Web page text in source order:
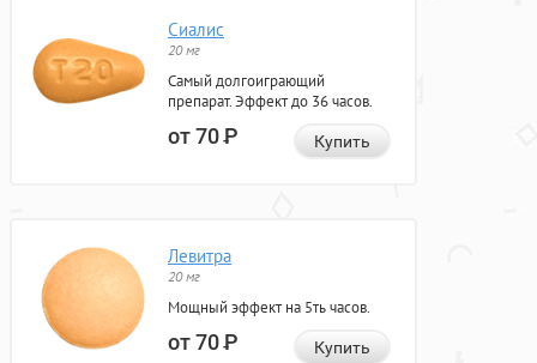
Сиалис
20 мг
Самый долгоиграющий
препарат. Эффект до 36 часов.
от 70Р Купить
Левитра
20 мг
Мощный эффект на 5ть часов.
от 70Р Купить